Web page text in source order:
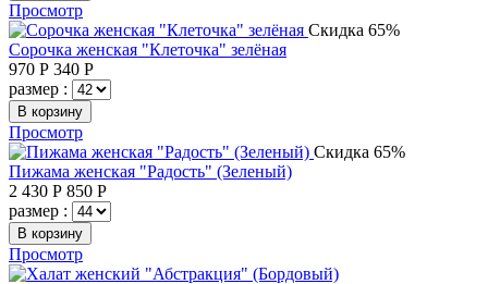
Просмотр
Скидка 65%
Сорочка женская "Клеточка" зелёная
970 Р 340 Р
размер :
В корзину
Просмотр
Скидка 65%
Пижама женская "Радость" (Зеленый)
2 430 Р 850 Р
размер :
В корзину
Просмотр